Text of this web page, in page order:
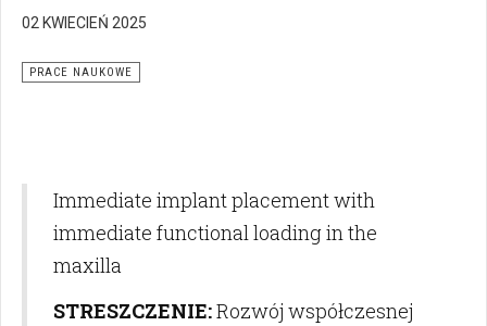
02 KWIECIEŃ 2025
PRACE NAUKOWE
Immediate implant placement with
immediate functional loading in the
maxilla
STRESZCZENIE:Rozwój współczesnej